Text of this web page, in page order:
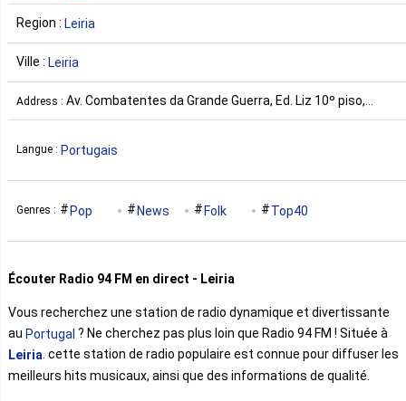
Region : Leiria
Ville : Leiria
Address : Av. Combatentes da Grande Guerra, Ed. Liz 10º piso,
2400-122 Leiria Leiria, Portugal
Langue : Portugais
Genres : Pop News Folk Top40
Écouter Radio 94 FM en direct - Leiria
Vous recherchez une station de radio dynamique et divertissante
au Portugal ? Ne cherchez pas plus loin que Radio 94 FM ! Située à
Leiria. cette station de radio populaire est connue pour diffuser les
meilleurs hits musicaux, ainsi que des informations de qualité.